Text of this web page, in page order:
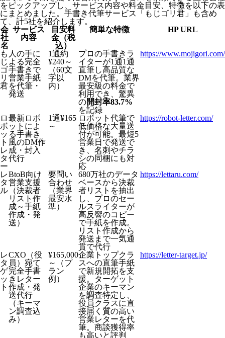
をピックアップし、サービス内容や料金目安、特徴を以下の表
にまとめました。手書き代筆サービス「もじゴリ君」も含め
て、計5社を紹介します。
会
社
名
サービス
内容
目安料
金（税
込）
簡単な特徴 HP URL
も
じ
ゴ
リ
君
人の手に
よる完全
手書きで
営業手紙
を代筆・
発送
1通約
¥240～
（60文
字以
内）
プロの手書きラ
イターが1通1通
直筆し高品質な
DMを代筆。業界
最安級の料金で
利用でき、驚異
の開封率83.7%
を記録
https://www.mojigori.com/
ロ
ボ
ッ
ト
レ
タ
ー
最新ロボ
ットによ
る手書き
風のDM作
成・封入
代行
1通¥165
～
ロボット代筆で
低価格な大量送
付が可能。最短5
営業日で発送で
き、名刺やチラ
シの同梱にも対
応
https://robot-letter.com/
レ
タ
ル
BtoB向け
営業支援
（決裁者
リスト作
成～手紙
作成・発
送）
要問い
合わせ
（業界
最安水
準）
680万社のデータ
ベースから決裁
者リストを抽出
し、プロのセー
ルスライターが
高反響のコピー
で手紙を作成。
リスト作成から
発送まで一気通
貫で代行
https://lettaru.com/
レ
タ
ゲ
ッ
ト
CXO（役
員）宛て
完全手書
きレター
作成・発
送代行
（キーマ
ン調査込
み）
¥165,000
～（プ
ラン
例）
企業トップクラ
スへの直筆手紙
で新規開拓を支
援。ターゲット
企業のキーマン
を調査特定し、
役員クラスに直
接届く質の高い
営業レターを代
筆。商談獲得率
も高いと評判
https://letter-target.jp/